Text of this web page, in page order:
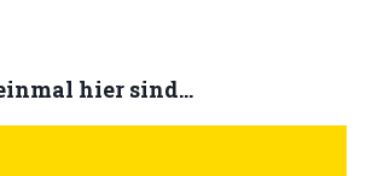
hier sind...